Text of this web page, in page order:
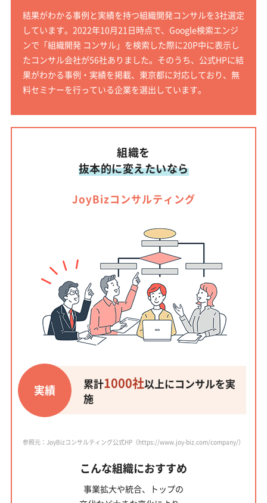
結果がわかる事例と実績を持つ組織開発コンサルを3社選定
しています。2022年10月21日時点で、Google検索エンジ
ンで「組織開発 コンサル」を検索した際に20P中に表示し
たコンサル会社が56社ありました。そのうち、公式HPに結
果がわかる事例・実績を掲載、東京都に対応しており、無
料セミナーを行っている企業を選出しています。
組織を
抜本的に変えたいなら
JoyBizコンサルティング
実績 累計1000社以上にコンサルを実
施
参照元：JoyBizコンサルティング公式HP（https://www.joy-biz.com/company/）
こんな組織におすすめ
事業拡大や統合、トップの